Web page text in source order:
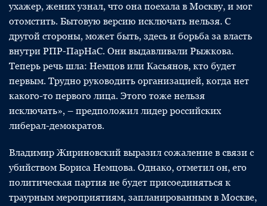
ухажер, жених узнал, что она поехала в Москву, и мог
отомстить. Бытовую версию исключать нельзя. С
другой стороны, может быть, здесь и борьба за власть
внутри РПР-ПарНаС. Они выдавливали Рыжкова.
Теперь речь шла: Немцов или Касьянов, кто будет
первым. Трудно руководить организацией, когда нет
какого-то первого лица. Этого тоже нельзя
исключать», – предположил лидер российских
либерал-демократов.
Владимир Жириновский выразил сожаление в связи с
убийством Бориса Немцова. Однако, отметил он, его
политическая партия не будет присоединяться к
траурным мероприятиям, запланированным в Москве,